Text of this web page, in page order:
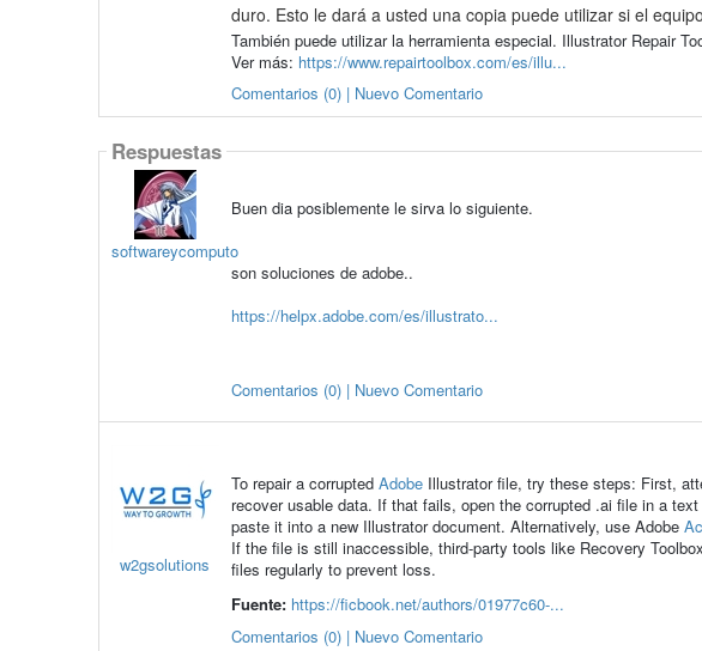
duro. Esto le dará a usted una copia puede utilizar si el
También puede utilizar la herramienta especial. Illustrator Repair
Ver más: https://www.repairtoolbox.com/es/illu...
Comentarios (0) | Nuevo Comentario
Respuestas
softwareycomputo
Buen dia posiblemente le sirva lo siguiente.
son soluciones de adobe..
https://helpx.adobe.com/es/illustrato...
Comentarios (0) | Nuevo Comentario
w2gsolutions
To repair a corrupted AdobeIllustrator file, try these steps: First,
recover usable data. If that fails, open the corrupted .ai file in a
paste it into a new Illustrator document. Alternatively, use Adobe
If the file is still inaccessible, third-party tools like Recovery
files regularly to prevent loss.
Fuente: https://ficbook.net/authors/01977c60-...
Comentarios (0) | Nuevo Comentario